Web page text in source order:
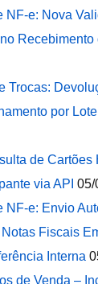
NF-e: Nova
Trocas:
por
de Cartões
via API 05/
NF-e: Envio
Fiscais
Interna
de Venda –